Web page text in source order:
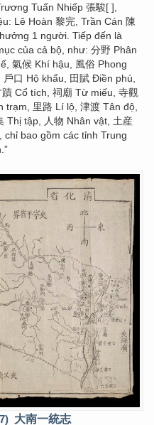
Tuấn Nhiếp 張駿[ ],
Lê Hoàn 黎完, Trần Cán 陳
1 người. Tiếp đến là
của cả bộ, như: 分野 Phân
氣候 Khí hậu, 風俗 Phong
口 Hộ khẩu, 田賦 Điền phú,
Cổ tích, 祠廟 Từ miếu, 寺觀
trạm, 里路 Lí lộ, 津渡 Tân độ,
Thị tập, 人物 Nhân vật, 土産
bao gồm các tỉnh Trung
大南一統志